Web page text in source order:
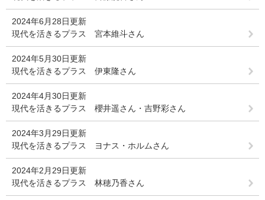
2024年6月28日更新
現代を活きるプラス 宮本維斗さん
2024年5月30日更新
現代を活きるプラス 伊東隆さん
2024年4月30日更新
現代を活きるプラス 櫻井遥さん・吉野彩さん
2024年3月29日更新
現代を活きるプラス ヨナス・ホルムさん
2024年2月29日更新
現代を活きるプラス 林穂乃香さん